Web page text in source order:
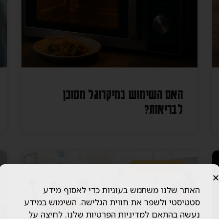
האם השימוש במיקרוגל מסוכן
לבריאות?
מאמרים מקצועיים
סטטיסטי ולשפר את חווית הגלישה. השימוש במידע
נעשה בהתאם למדיניות הפרטיות שלנו. לחיצה על
"אישור" מהווה הסכמה לשימוש זה.